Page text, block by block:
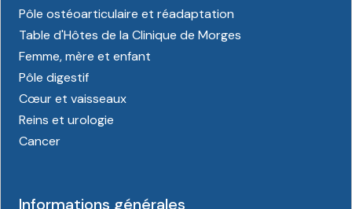
Pôle ostéoarticulaire et réadaptation
Table d'Hôtes de la Clinique de Morges
Femme, mère et enfant
Pôle digestif
Cœur et vaisseaux
Reins et urologie
Cancer
Informations générales